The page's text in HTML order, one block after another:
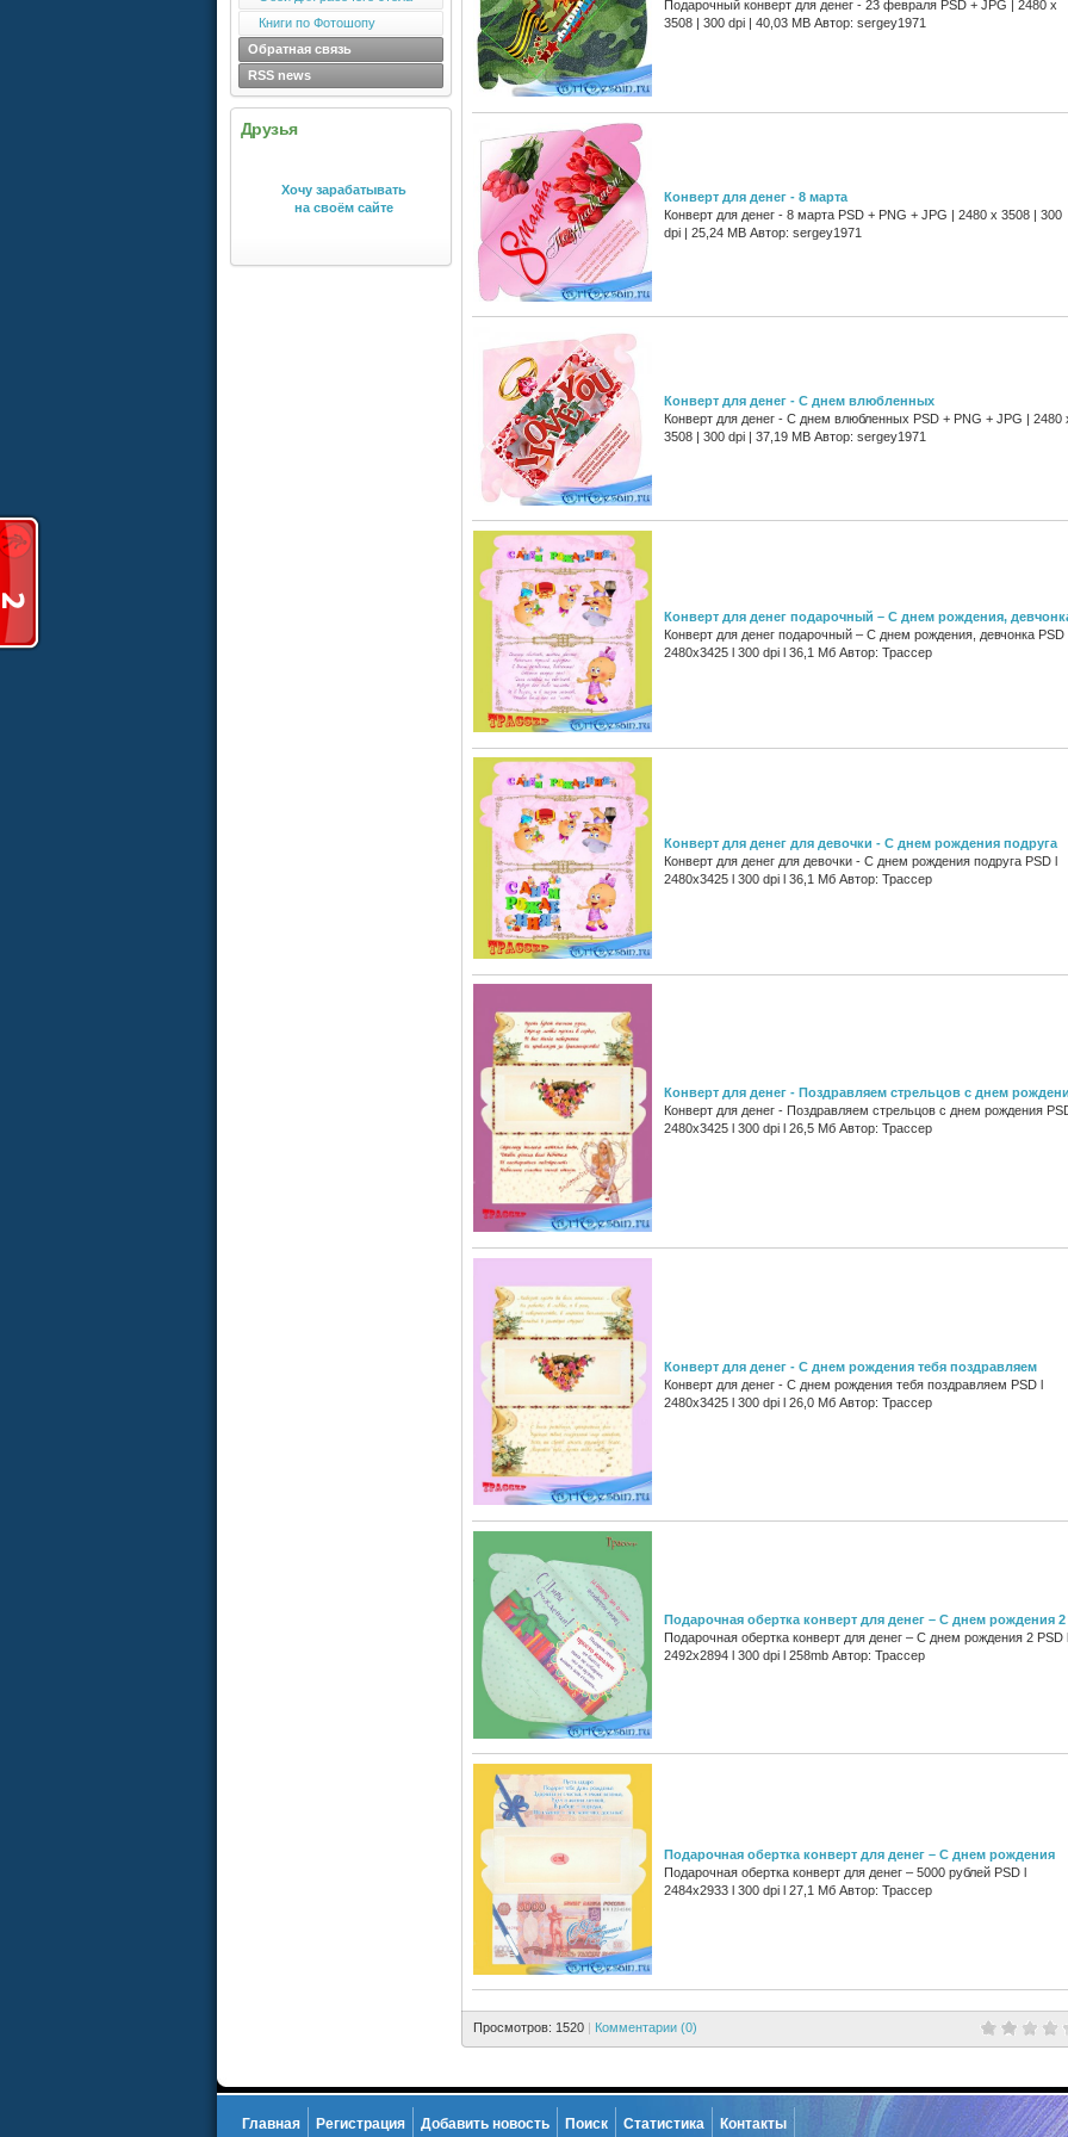
Книги по Фотошопу
Обратная связь
RSS news
Друзья
Хочу зарабатывать
на своём сайте
Подарочный конверт для денег - 23 февраля PSD + JPG | 2480 x
3508 | 300 dpi | 40,03 MB Автор: sergey1971
Конверт для денег - 8 марта
Конверт для денег - 8 марта PSD + PNG + JPG | 2480 x 3508 | 300
dpi | 25,24 MB Автор: sergey1971
Конверт для денег - С днем влюбленных
Конверт для денег - С днем влюбленных PSD + PNG + JPG | 2480
3508 | 300 dpi | 37,19 MB Автор: sergey1971
Конверт для денег подарочный – С днем рождения,
Конверт для денег подарочный – С днем рождения, девчонка PSD
2480x3425 l 300 dpi l 36,1 Мб Автор: Трассер
Конверт для денег для девочки - С днем рождения подруга
Конверт для денег для девочки - С днем рождения подруга PSD l
2480x3425 l 300 dpi l 36,1 Мб Автор: Трассер
Конверт для денег - Поздравляем стрельцов с днем
Конверт для денег - Поздравляем стрельцов с днем рождения
2480x3425 l 300 dpi l 26,5 Мб Автор: Трассер
Конверт для денег - С днем рождения тебя поздравляем
Конверт для денег - С днем рождения тебя поздравляем PSD l
2480x3425 l 300 dpi l 26,0 Мб Автор: Трассер
Подарочная обертка конверт для денег – С днем рождения 2
Подарочная обертка конверт для денег – С днем рождения 2 PSD l
2492x2894 l 300 dpi l 258mb Автор: Трассер
Подарочная обертка конверт для денег – С днем рождения
Подарочная обертка конверт для денег – 5000 рублей PSD l
2484x2933 l 300 dpi l 27,1 Мб Автор: Трассер
Просмотров: 1520 | Комментарии (0)
Главная Регистрация Добавить новость Поиск Статистика Контакты